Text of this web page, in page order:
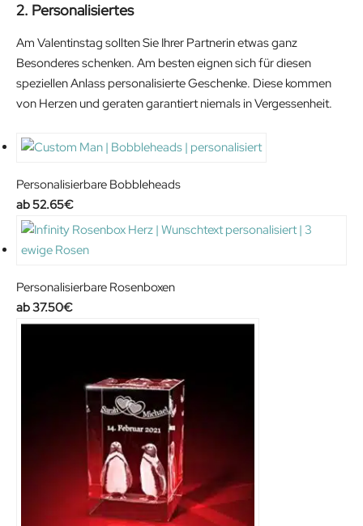
2. Personalisiertes
Am Valentinstag sollten Sie Ihrer Partnerin etwas ganz
Besonderes schenken. Am besten eignen sich für diesen
speziellen Anlass personalisierte Geschenke. Diese kommen
von Herzen und geraten garantiert niemals in Vergessenheit.
Personalisierbare Bobbleheads
52.65€
Personalisierbare Rosenboxen
37.50€